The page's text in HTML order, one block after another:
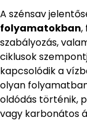
A szénsav
folyamatokban,
szabályozás,
ciklusok
kapcsolódik a
olyan
oldódás történik,
vagy karbonátos